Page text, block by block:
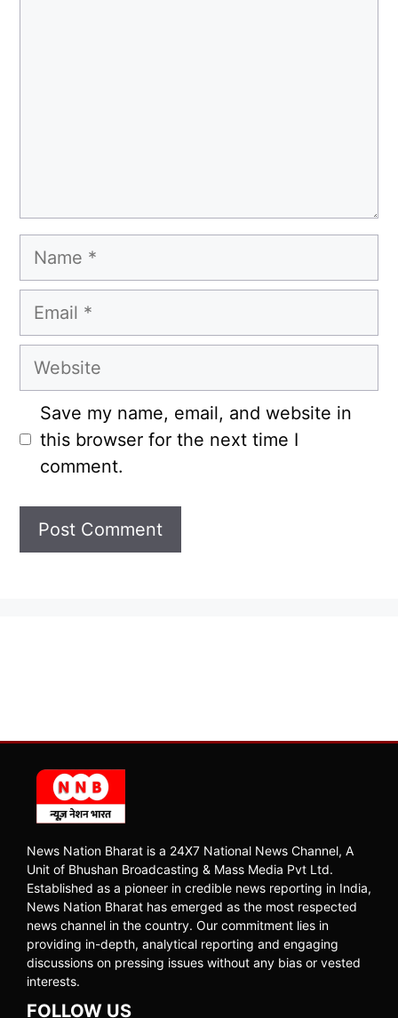
Name
Email
Website
Save my name, email, and website in
this browser for the next time I
comment.
News Nation Bharat is a 24X7 National News Channel, A
Unit of Bhushan Broadcasting & Mass Media Pvt Ltd.
Established as a pioneer in credible news reporting in India,
News Nation Bharat has emerged as the most respected
news channel in the country. Our commitment lies in
providing in-depth, analytical reporting and engaging
discussions on pressing issues without any bias or vested
interests.
FOLLOW US